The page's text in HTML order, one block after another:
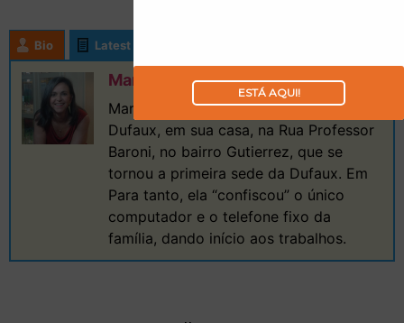
Bio Latest Posts
Maria José
Maria José iniciou o trabalho da Editora
Dufaux, em sua casa, na Rua Professor
Baroni, no bairro Gutierrez, que se
tornou a primeira sede da Dufaux. Em
Para tanto, ela “confiscou” o único
computador e o telefone fixo da
família, dando início aos trabalhos.
ESTÁ AQUI!